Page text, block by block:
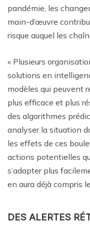
pandémie, les
main-d’œuvre
risque auquel les
« Plusieurs
solutions en
modèles qui peuvent
plus efficace et plus
des algorithmes
analyser la situation
les effets de ces
actions potentielles
s’adapter plus
en aura déjà compris
DES ALERTES